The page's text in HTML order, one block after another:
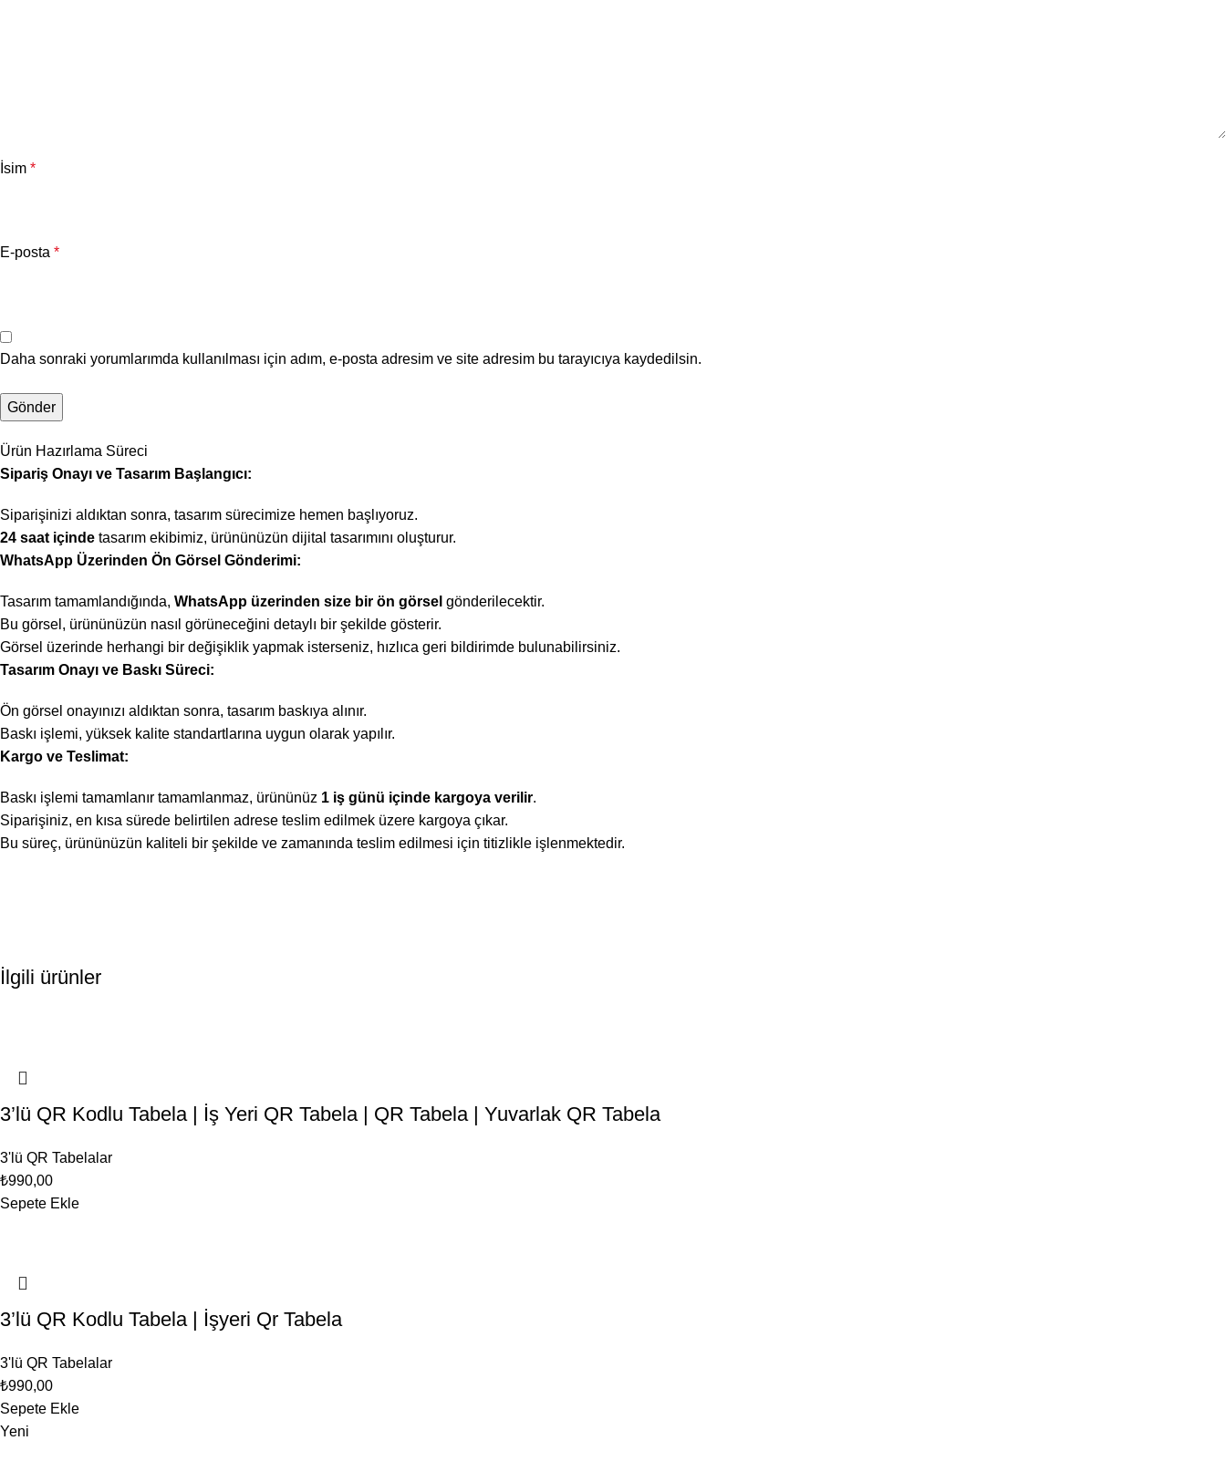
İsim *
E-posta *
Daha sonraki yorumlarımda kullanılması için adım, e-posta adresim ve site adresim bu tarayıcıya kaydedilsin.
Ürün Hazırlama Süreci
Sipariş Onayı ve Tasarım Başlangıcı:
Siparişinizi aldıktan sonra, tasarım sürecimize hemen başlıyoruz.
24 saat içinde tasarım ekibimiz, ürününüzün dijital tasarımını oluşturur.
WhatsApp Üzerinden Ön Görsel Gönderimi:
Tasarım tamamlandığında, WhatsApp üzerinden size bir ön görsel gönderilecektir.
Bu görsel, ürününüzün nasıl görüneceğini detaylı bir şekilde gösterir.
Görsel üzerinde herhangi bir değişiklik yapmak isterseniz, hızlıca geri bildirimde bulunabilirsiniz.
Tasarım Onayı ve Baskı Süreci:
Ön görsel onayınızı aldıktan sonra, tasarım baskıya alınır.
Baskı işlemi, yüksek kalite standartlarına uygun olarak yapılır.
Kargo ve Teslimat:
Baskı işlemi tamamlanır tamamlanmaz, ürününüz 1 iş günü içinde kargoya verilir.
Siparişiniz, en kısa sürede belirtilen adrese teslim edilmek üzere kargoya çıkar.
Bu süreç, ürününüzün kaliteli bir şekilde ve zamanında teslim edilmesi için titizlikle işlenmektedir.
İlgili ürünler
3’lü QR Kodlu Tabela | İş Yeri QR Tabela | QR Tabela | Yuvarlak QR Tabela
3'lü QR Tabelalar
₺990,00
Sepete Ekle
3’lü QR Kodlu Tabela | İşyeri Qr Tabela
3'lü QR Tabelalar
₺990,00
Sepete Ekle
Yeni